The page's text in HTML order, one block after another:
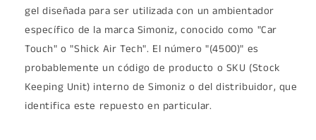
gel diseñada para ser utilizada con un ambientador
específico de la marca Simoniz, conocido como "Car
Touch" o "Shick Air Tech". El número "(4500)" es
probablemente un código de producto o SKU (Stock
Keeping Unit) interno de Simoniz o del distribuidor, que
identifica este repuesto en particular.